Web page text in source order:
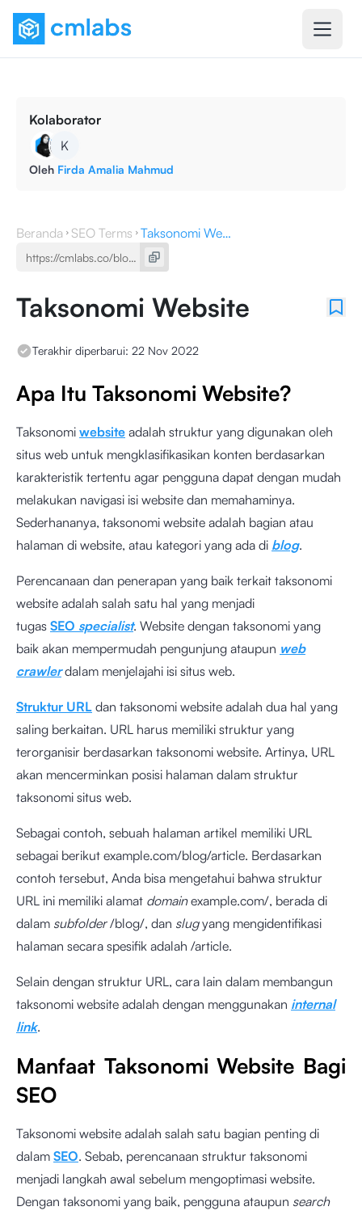
Kolaborator
K
Oleh Firda Amalia Mahmud
Beranda SEO Terms Taksonomi Website
Taksonomi Website
Terakhir diperbarui: 22 Nov 2022
Apa Itu Taksonomi Website?
Taksonomi website adalah struktur yang digunakan oleh
situs web untuk mengklasifikasikan konten berdasarkan
karakteristik tertentu agar pengguna dapat dengan mudah
melakukan navigasi isi website dan memahaminya.
Sederhananya, taksonomi website adalah bagian atau
halaman di website, atau kategori yang ada di blog.
Perencanaan dan penerapan yang baik terkait taksonomi
website adalah salah satu hal yang menjadi
tugas SEO specialist. Website dengan taksonomi yang
baik akan mempermudah pengunjung ataupun web
crawlerdalam menjelajahi isi situs web.
Struktur URL dan taksonomi website adalah dua hal yang
saling berkaitan. URL harus memiliki struktur yang
terorganisir berdasarkan taksonomi website. Artinya, URL
akan mencerminkan posisi halaman dalam struktur
taksonomi situs web.
Sebagai contoh, sebuah halaman artikel memiliki URL
sebagai berikut example.com/blog/article. Berdasarkan
contoh tersebut, Anda bisa mengetahui bahwa struktur
URL ini memiliki alamat domainexample.com/, berada di
dalam subfolder/blog/, dan slugyang mengidentifikasi
halaman secara spesifik adalah /article.
Selain dengan struktur URL, cara lain dalam membangun
taksonomi website adalah dengan menggunakan internal
link.
Manfaat Taksonomi Website Bagi
SEO
Taksonomi website adalah salah satu bagian penting di
dalam SEO. Sebab, perencanaan struktur taksonomi
menjadi langkah awal sebelum mengoptimasi website.
Dengan taksonomi yang baik, pengguna ataupun search